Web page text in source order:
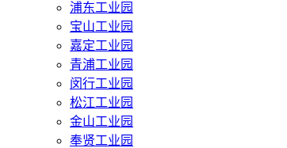
浦东工业园
宝山工业园
嘉定工业园
青浦工业园
闵行工业园
松江工业园
金山工业园
奉贤工业园